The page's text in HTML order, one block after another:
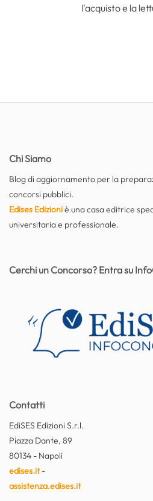
l'acquisto e la
Chi Siamo
Blog di aggiornamento per la
concorsi pubblici.
Edises Edizioniè una casa editrice
universitaria e professionale.
Contatti
EdiSES Edizioni S.r.l.
Piazza Dante, 89
80134 - Napoli
edises.it-
assistenza.edises.it
Cerchi un Concorso? Entra su